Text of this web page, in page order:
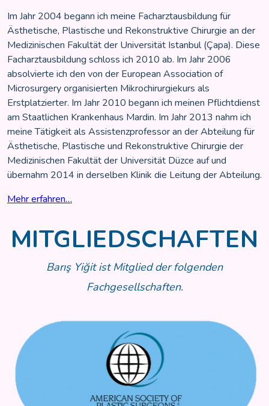
Im Jahr 2004 begann ich meine Facharztausbildung für
Ästhetische, Plastische und Rekonstruktive Chirurgie an der
Medizinischen Fakultät der Universität Istanbul (Çapa). Diese
Facharztausbildung schloss ich 2010 ab. Im Jahr 2006
absolvierte ich den von der European Association of
Microsurgery organisierten Mikrochirurgiekurs als
Erstplatzierter. Im Jahr 2010 begann ich meinen Pflichtdienst
am Staatlichen Krankenhaus Mardin. Im Jahr 2013 nahm ich
meine Tätigkeit als Assistenzprofessor an der Abteilung für
Ästhetische, Plastische und Rekonstruktive Chirurgie der
Medizinischen Fakultät der Universität Düzce auf und
übernahm 2014 in derselben Klinik die Leitung der Abteilung.
Mehr erfahren…
MITGLIEDSCHAFTEN
Barış Yiğit ist Mitglied der folgenden
Fachgesellschaften.